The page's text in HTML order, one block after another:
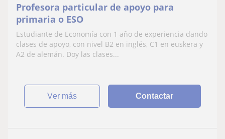
Profesora particular de apoyo para
primaria o ESO
Estudiante de Economía con 1 año de experiencia dando
clases de apoyo, con nivel B2 en inglés, C1 en euskera y
A2 de alemán. Doy las clases...
ver más Contactar